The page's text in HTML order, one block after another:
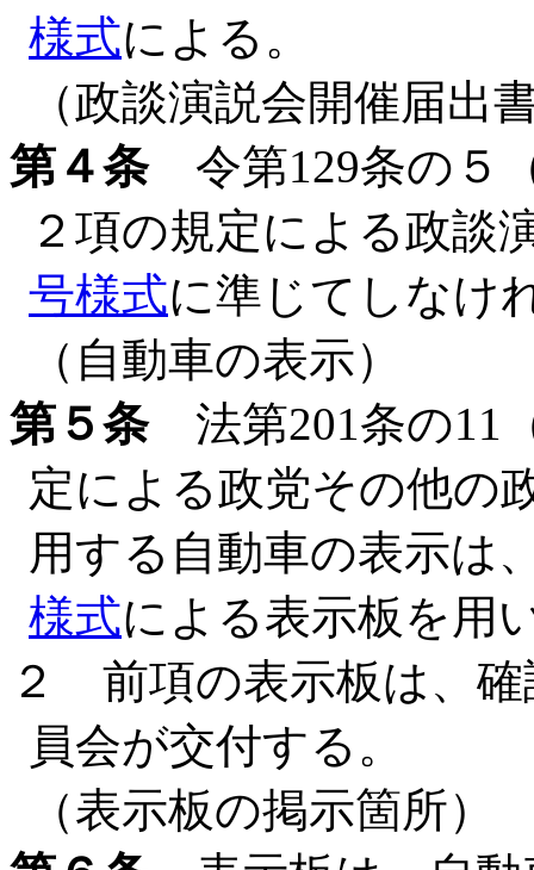
様式による。
（政談演説会開催届出
第４条令第129条の５
２項の規定による政談
号様式に準じてしなけ
（自動車の表示）
第５条法第201条の11
定による政党その他の
用する自動車の表示は
様式による表示板を用
２ 前項の表示板は、
員会が交付する。
（表示板の掲示箇所）